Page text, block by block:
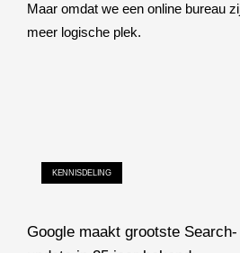
Maar omdat we een online bureau
meer logische plek.
KENNISDELING
Google maakt grootste Search-